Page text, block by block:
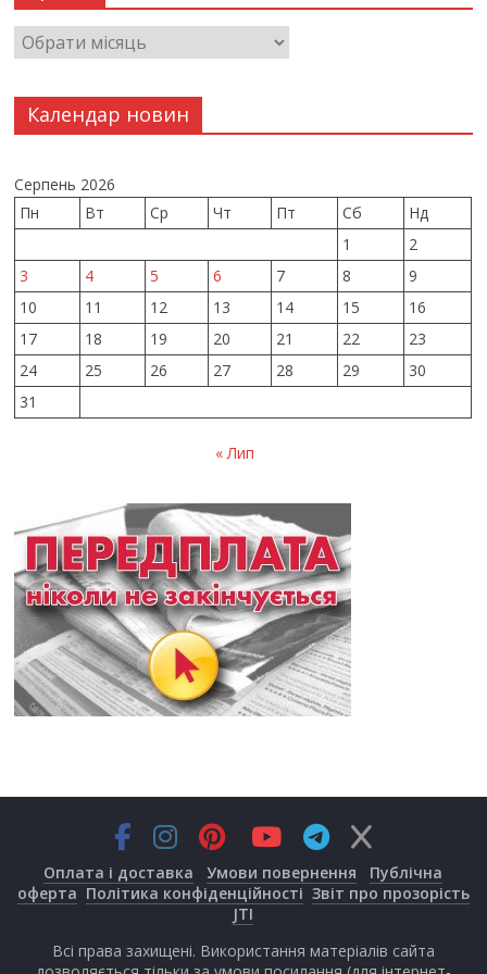
Календар новин
Серпень 2026
Пн
Вт Ср Чт Пт Сб
Нд
1
2
3
4 5 6 7 8
9
10
11 12 13 14 15
16
17
18 19 20 21 22
23
24
25 26 27 28 29
30
31
« Лип
Оплата і доставка Умови повернення
Публічна
оферта Політика конфіденційності Звіт про прозорість
JTI
Всі права захищені. Використання матеріалів сайта